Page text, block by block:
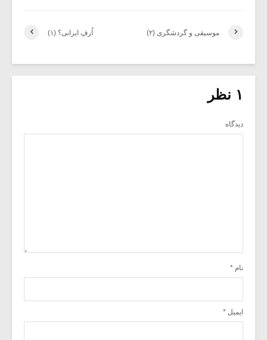
اُرفِ ایرانی؟ (۱) موسیقی و گردشگری (۲)
۱ نظر
دیدگاه
نام *
ایمیل *